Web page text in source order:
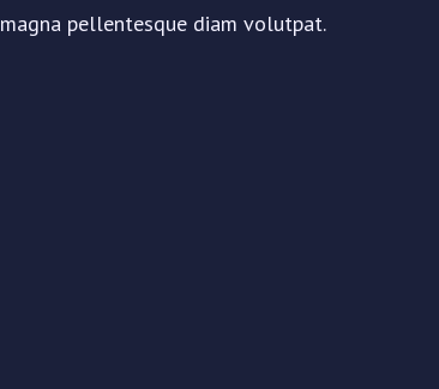
magna pellentesque diam volutpat.